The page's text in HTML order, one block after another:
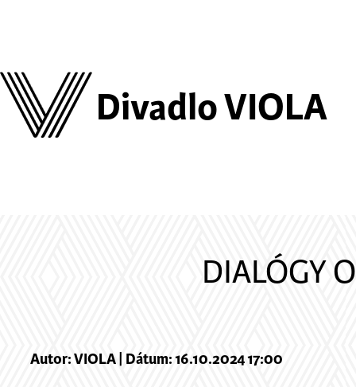
Divadlo VIOLA
DIALÓGY
Autor: VIOLA | Dátum: 16.10.2024 17:00